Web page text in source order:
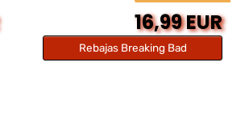
16,99 EUR
Rebajas Breaking Bad